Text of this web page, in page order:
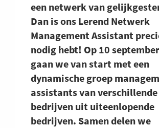
een netwerk van
Dan is ons Lerend Netwerk
Management Assistant
nodig hebt! Op 10
gaan we van start met een
dynamische groep
assistants van verschillende
bedrijven uit uiteenlopende
bedrijven. Samen delen we